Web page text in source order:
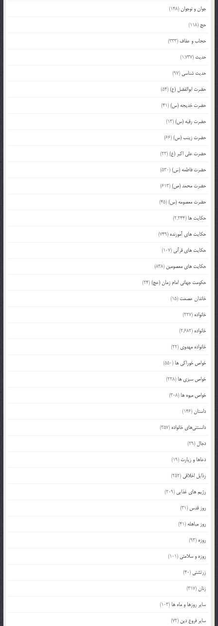
جوان و نوجوان(148)
حج (118)
حجاب و عفاف (333)
حدیث (1,737)
حدیث شناسی (97)
حضرت ابوالفضل (ع)(54)
حضرت خدیجه (س)(41)
حضرت رقیه (س)(13)
حضرت زینب (س)(66)
حضرت علی اکبر (ع)(23)
حضرت فاطمه (س)(530)
حضرت محمد (ص)(613)
حضرت معصومه (س)(45)
حکایت ها (2,244)
حکایت های آموزنده (749)
حکایت های قرآنی (107)
حکایت های معصومین (838)
حکومت جهانی امام زمان (عج)(24)
خاندان عصمت (15)
خانواده (227)
خانواده (2,682)
خانواده مهدوی (22)
خواص خوراکی ها (550)
خواص سبزی ها (228)
خواص میوه ها (308)
داستان(146)
دانستنی‌های خانواده (357)
دجال (29)
دعاها و زیارت (19)
رذایل اخلاقی (252)
رژیم های غذایی (209)
روز قدس (31)
روز مباهله (41)
روزه (93)
روزه و سلامتی (101)
زرتشتی (40)
زنان(317)
سایر روزها و ماه ها (103)
سایر فروع دین (72)